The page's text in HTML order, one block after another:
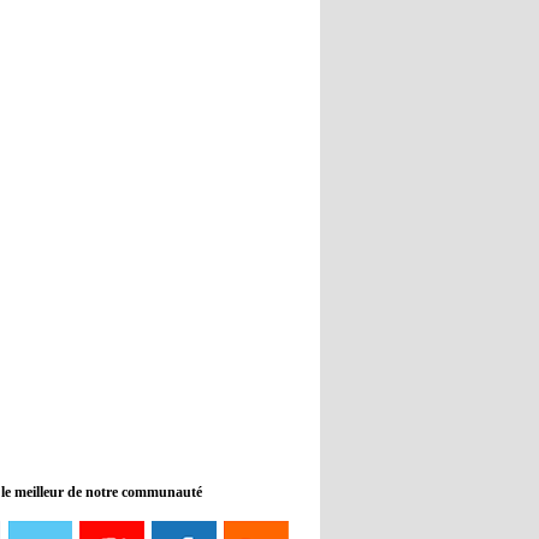
08:21 - 2022/11/08
Liverpool mis en vente par son
meilleur de notre communauté